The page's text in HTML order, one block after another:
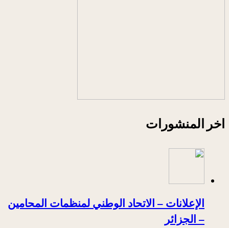
اخر المنشورات
الإعلانات – الاتحاد الوطني لمنظمات المحامين
– الجزائر